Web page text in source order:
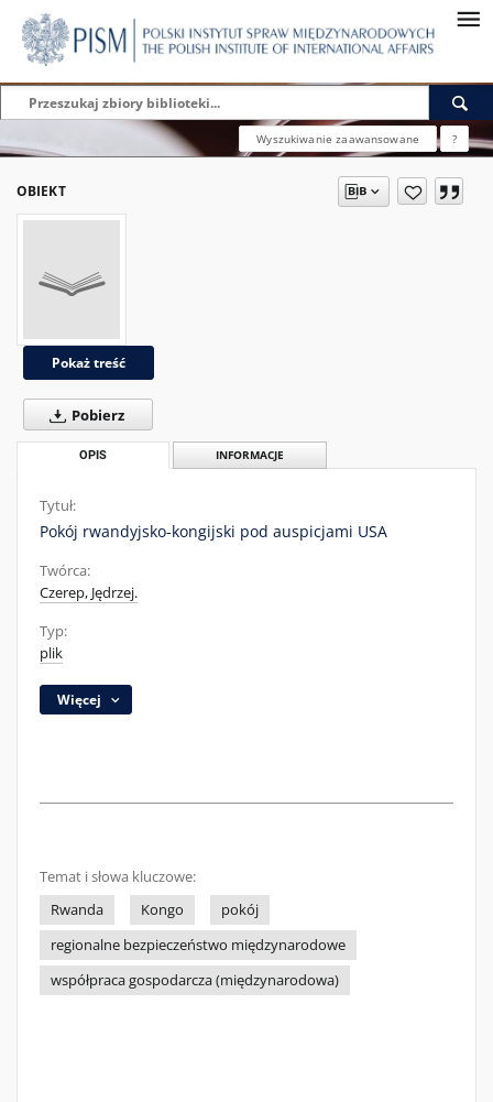
Wyszukiwanie zaawansowane ?
OBIEKT
Pokaż treść
Pobierz
OPIS INFORMACJE
Tytuł:
Pokój rwandyjsko-kongijski pod auspicjami USA
Twórca:
Czerep, Jędrzej.
Typ:
plik
Więcej
Temat i słowa kluczowe:
Rwanda
Kongo
pokój
regionalne bezpieczeństwo międzynarodowe
współpraca gospodarcza (międzynarodowa)